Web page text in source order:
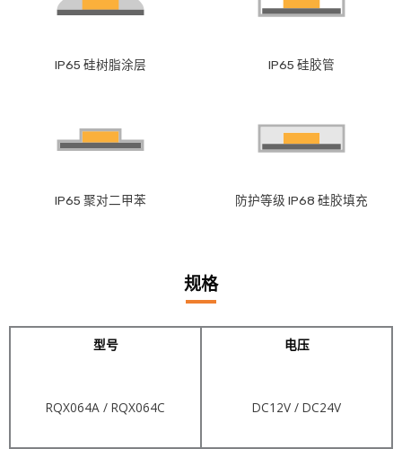
IP65 硅树脂涂层 IP65 硅胶管
IP65 聚对二甲苯 防护等级 IP68 硅胶填充
规格
型号
RQX064A / RQX064C
电压
DC12V / DC24V